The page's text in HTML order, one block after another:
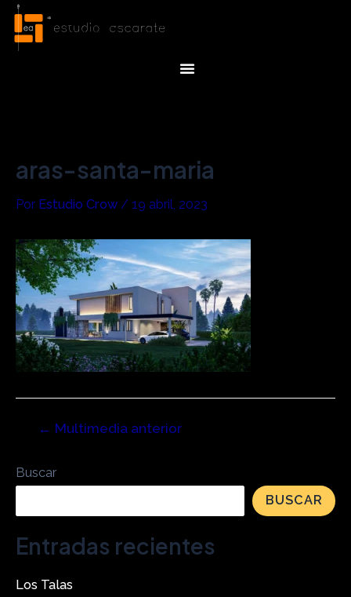
Menu
aras-santa-maria
Por Estudio Crow / 19 abril, 2023
Navegación
de
← Multimedia anterior
Buscar
BUSCAR
Entradas recientes
Los Talas